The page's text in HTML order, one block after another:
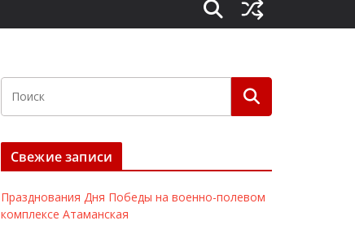
Свежие записи
Празднования Дня Победы на военно-полевом
комплексе Атаманская